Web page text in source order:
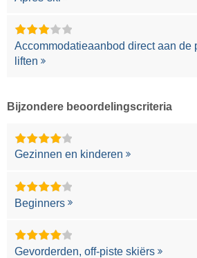
Accommodatieaanbod direct aan de
liften
Bijzondere beoordelingscriteria
Gezinnen en kinderen
Beginners
Gevorderden, off-piste skiërs